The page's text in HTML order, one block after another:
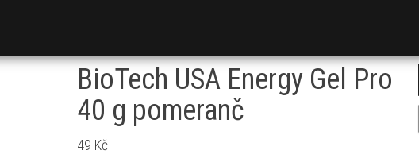
BioTech USA Energy Gel Pro
40 g pomeranč
49 Kč